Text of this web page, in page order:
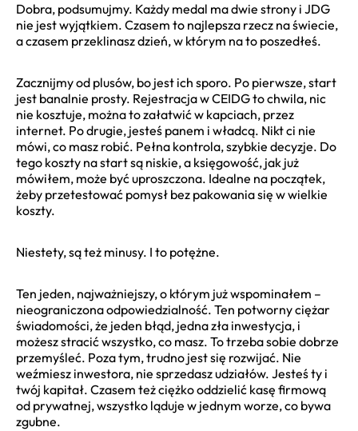
Dobra, podsumujmy. Każdy medal ma dwie strony i JDG
nie jest wyjątkiem. Czasem to najlepsza rzecz na świecie,
a czasem przeklinasz dzień, w którym na to poszedłeś.
Zacznijmy od plusów, bo jest ich sporo. Po pierwsze, start
jest banalnie prosty. Rejestracja w CEIDG to chwila, nic
nie kosztuje, można to załatwić w kapciach, przez
internet. Po drugie, jesteś panem i władcą. Nikt ci nie
mówi, co masz robić. Pełna kontrola, szybkie decyzje. Do
tego koszty na start są niskie, a księgowość, jak już
mówiłem, może być uproszczona. Idealne na początek,
żeby przetestować pomysł bez pakowania się w wielkie
koszty.
Niestety, są też minusy. I to potężne.
Ten jeden, najważniejszy, o którym już wspominałem –
nieograniczona odpowiedzialność. Ten potworny ciężar
świadomości, że jeden błąd, jedna zła inwestycja, i
możesz stracić wszystko, co masz. To trzeba sobie dobrze
przemyśleć. Poza tym, trudno jest się rozwijać. Nie
weźmiesz inwestora, nie sprzedasz udziałów. Jesteś ty i
twój kapitał. Czasem też ciężko oddzielić kasę firmową
od prywatnej, wszystko ląduje w jednym worze, co bywa
zgubne.